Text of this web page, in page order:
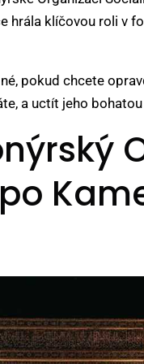
hrála klíčovou roli v
pokud chcete
a uctít jeho